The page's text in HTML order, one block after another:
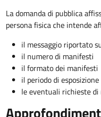
La domanda di pubblica
persona fisica che intende
il messaggio riportato
il numero di manifesti
il formato dei manifesti
il periodo di esposizione
le eventuali richieste